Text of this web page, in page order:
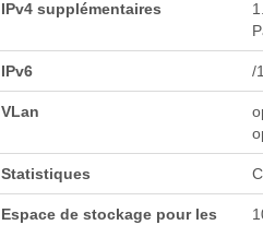
IPv4 supplémentaires
IPv6 /
VLan
Statistiques
Espace de stockage pour les